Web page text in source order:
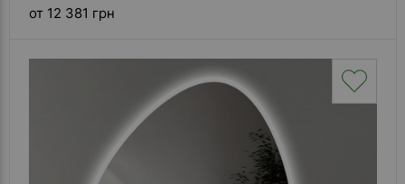
от 12 381 грн